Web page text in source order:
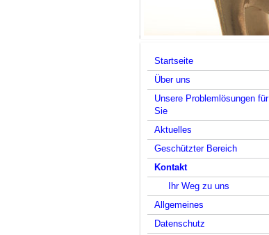
Startseite
Über uns
Unsere Problemlösungen für
Sie
Aktuelles
Geschützter Bereich
Kontakt
Ihr Weg zu uns
Allgemeines
Datenschutz